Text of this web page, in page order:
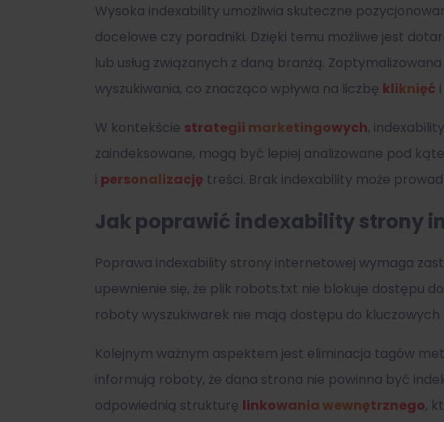
Wysoka indexability umożliwia skuteczne
docelowe czy poradniki. Dzięki temu możliwe jest
lub usług związanych z daną branżą.
wyszukiwania, co znacząco wpływa na liczbę kliknięć i
W kontekście strategii marketingowych,
zaindeksowane, mogą być lepiej analizowane pod
i personalizację treści. Brak indexability może
Jak poprawić indexability strony
Poprawa indexability strony internetowej wymaga
upewnienie się, że plik robots.txt nie blokuje dostępu
roboty wyszukiwarek nie mają dostępu do
Kolejnym ważnym aspektem jest eliminacja tagów
informują roboty, że dana strona nie powinna być
odpowiednią strukturę linkowania wewnętrznego,